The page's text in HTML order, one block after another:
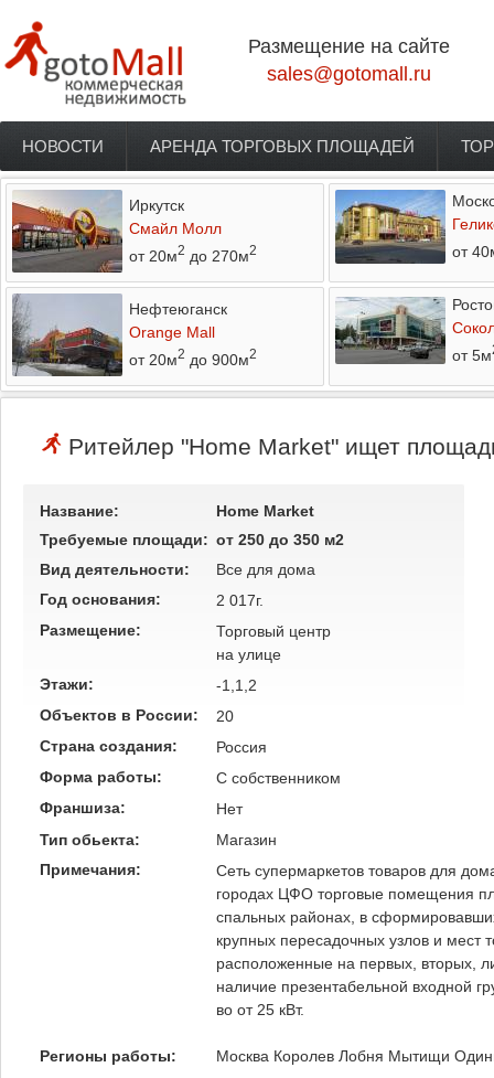
Размещение на сайте
sales@gotomall.ru
Главное меню
НОВОСТИ АРЕНДА ТОРГОВЫХ ПЛОЩАДЕЙ
Иркутск
Смайл Молл
от 20м2 до 270м2
от
Нефтеюганск
Orange Mall
от 20м2 до 900м2
от 5м
Ритейлер "Home Market" ищет
Название:
Home Market
Требуемые площади: от 250 до 350 м2
Вид деятельности:
Все для дома
Год основания:
2 017г.
Размещение:
Торговый центр
на улице
Этажи:
-1,1,2
Объектов в России:
20
Страна создания:
Россия
Форма работы:
C собственником
Франшиза:
Нет
Тип обьекта:
Магазин
Примечания:
Сеть супермаркетов товаров для
городах ЦФО торговые помещения
спальных районах, в
крупных пересадочных узлов и мест
расположенные на первых, вторых,
наличие презентабельной входной
во от 25 кВт.
Регионы работы: Москва Королев Лобня Мытищи